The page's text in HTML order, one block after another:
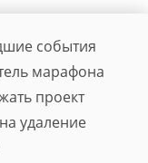
события
марафона
проект
удаление